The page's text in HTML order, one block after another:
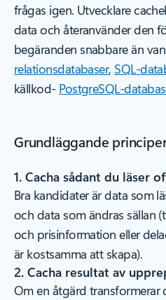
frågas igen. Utvecklare
data och återanvänder den
begäranden snabbare än
relationsdatabaser, SQL-
källkod- PostgreSQL-
Grundläggande
1. Cacha sådant du läser
Bra kandidater är data som
och data som ändras sällan
och prisinformation eller
är kostsamma att skapa).
2. Cacha resultat av
Om en åtgärd transformerar